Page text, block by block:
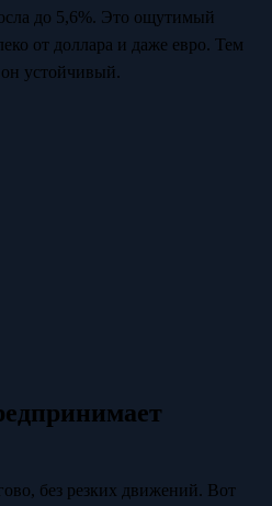
до 5,6%. Это ощутимый
от доллара и даже евро. Тем
он устойчивый.
без резких движений. Вот